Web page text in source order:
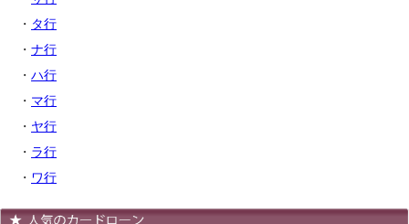
・ タ行
・ ナ行
・ ハ行
・ マ行
・ ヤ行
・ ラ行
・ ワ行